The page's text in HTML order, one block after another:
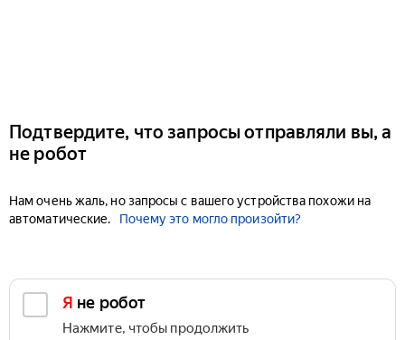
Подтвердите, что запросы отправляли вы, а
не робот
Нам очень жаль, но запросы с вашего устройства похожи на
автоматические.
Почему это могло произойти?
Я не робот
Нажмите, чтобы продолжить